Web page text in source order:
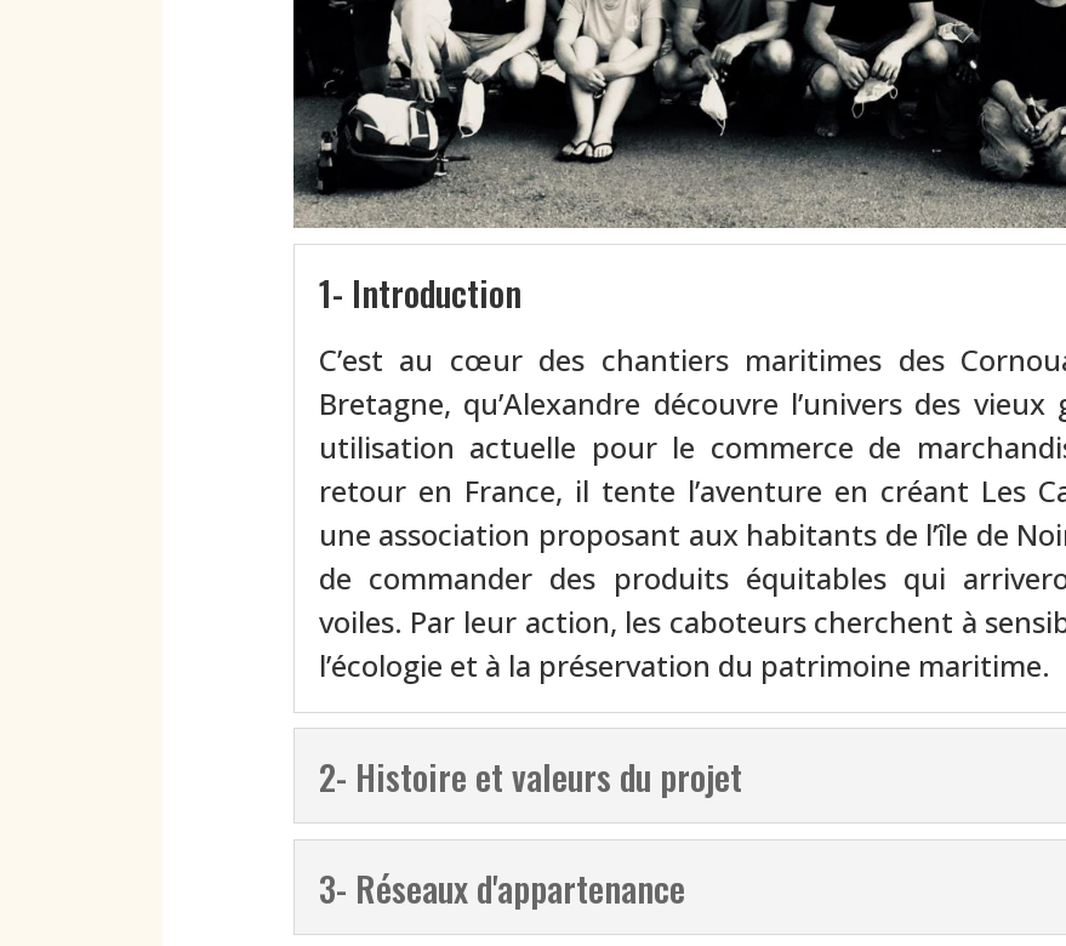
1- Introduction
C’est au cœur des chantiers maritimes des
Bretagne, qu’Alexandre découvre l’univers des
utilisation actuelle pour le commerce de
retour en France, il tente l’aventure en créant Les
une association proposant aux habitants de l’île de
de commander des produits équitables qui
voiles. Par leur action, les caboteurs cherchent à
l’écologie et à la préservation du patrimoine maritime.
2- Histoire et valeurs du projet
3- Réseaux d'appartenance